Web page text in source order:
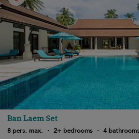
Ban Laem Set
8 pers. max.
· 2+ bedrooms · 4